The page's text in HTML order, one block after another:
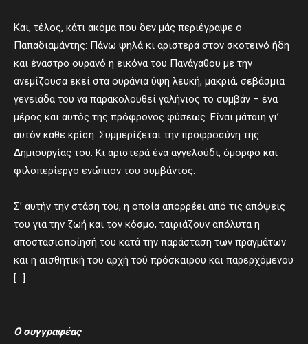
Και, τέλος, κάτι ακόμα που δεν μάς περιέγραψε ο
Παπαδιαμάντης: Πάνω ψηλά κι αριστερά στον σκοτεινό ήδη
και έναστρο ουρανό η εικόνα του Πανάγαθου με την
ανεμίζουσα εκεί στα ουράνια ύψη λευκή, μακριά, σεβάσμια
γενειάδα του να παρακολουθεί γαλήνιος το συμβάν – ένα
μέρος και αυτός της πρόφρονος φύσεως. Είναι μάταιη γι’
αυτόν κάθε κρίση. Συμμερίζεται την προφροσύνη της
Δημιουργίας του. Κι αριστερά ένα αγγελούδι, όμορφο και
φιλοπερίεργο ενώπιον του συμβάντος.
Σ’ αυτήν την στάση του, η οποία απορρέει από τις απόψεις
του για την ζωή και τον κόσμο, ταιριάζουν απόλυτα η
αποστασιοποίησή του κατά την παράσταση των πραγμάτων
και η αισθητική του αρχή τού πρόσκαιρου και παρερχόμενου
[…].
Ο συγγραφέας